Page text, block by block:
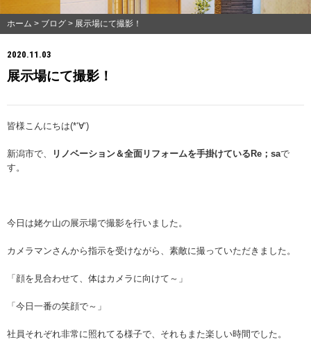
ホーム > ブログ > 展示場にて撮影！
2020.11.03
展示場にて撮影！
皆様こんにちは(*‘∀‘)
新潟市で、 リノベーション＆全面リフォームを手掛けているRe；saで
す。
今日は姥ケ山の展示場で撮影を行いました。
カメラマンさんから指示を受けながら、素敵に撮っていただきました。
「顔を見合わせて、体はカメラに向けて～」
「今日一番の笑顔で～」
社員それぞれ非常に照れてる様子で、それもまた楽しい時間でした。